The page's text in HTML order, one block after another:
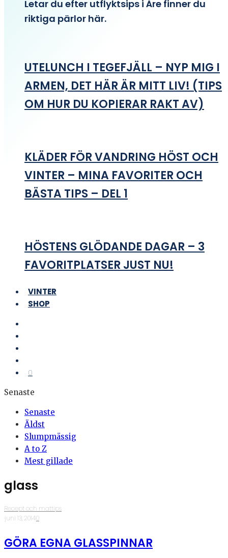
Letar du efter utflyktsips i Åre finner du
riktiga pärlor här.
UTELUNCH I TEGEFJÄLL – NYP MIG I
ARMEN, DET HÄR ÄR MITT LIV! (TIPS
OM HUR DU KOPIERAR RAKT AV)
KLÄDER FÖR VANDRING HÖST OCH
VINTER – MINA FAVORITER OCH
BÄSTA TIPS – DEL 1
HÖSTENS GLÖDANDE DAGAR – 3
FAVORITPLATSER JUST NU!
VINTER
SHOP
0
Senaste
Senaste
Äldst
Slumpmässig
A to Z
Mest gillade
glass
Recept och mattips
·juni 13, 2014·0
GÖRA EGNA GLASSPINNAR